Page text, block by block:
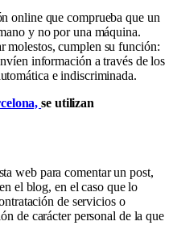
online que comprueba que un
y no por una máquina.
molestos, cumplen su función:
información a través de los
e indiscriminada.
se utilizan
web para comentar un post,
el blog, en el caso que lo
de servicios o
de carácter personal de la que